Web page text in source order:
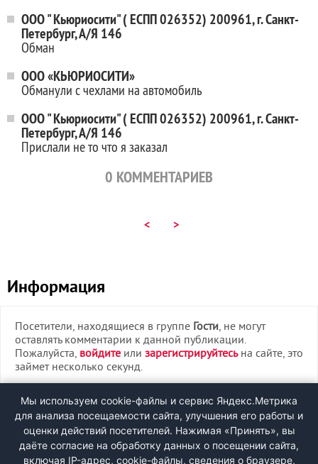
ООО " Кьюриосити" ( ЕСПП 026352) 200961, г. Санкт-
Петербург, А/Я 146
Обман
ООО «КЬЮРИОСИТИ»
Обманули с чехлами на автомобиль
ООО " Кьюриосити" ( ЕСПП 026352) 200961, г. Санкт-
Петербург, А/Я 146
Прислали не то что я заказал
0 КОММЕНТАРИЕВ
< >
Информация
Посетители, находящиеся в группе Гости, не могут
оставлять комментарии к данной публикации.
Пожалуйста, войдите или зарегистрируйтесьна сайте, это
займет несколько секунд.
ВХОД
РЕГИСТРАЦИЯ
Мы используем cookie-файлы и сервис Яндекс.Метрика
для анализа посещаемости сайта, улучшения его работы и
оценки действий посетителей. Нажимая «Принять», вы
даёте согласие на обработку данных о посещении сайта,
включая IP-адрес, cookie-файлы, сведения о браузере,